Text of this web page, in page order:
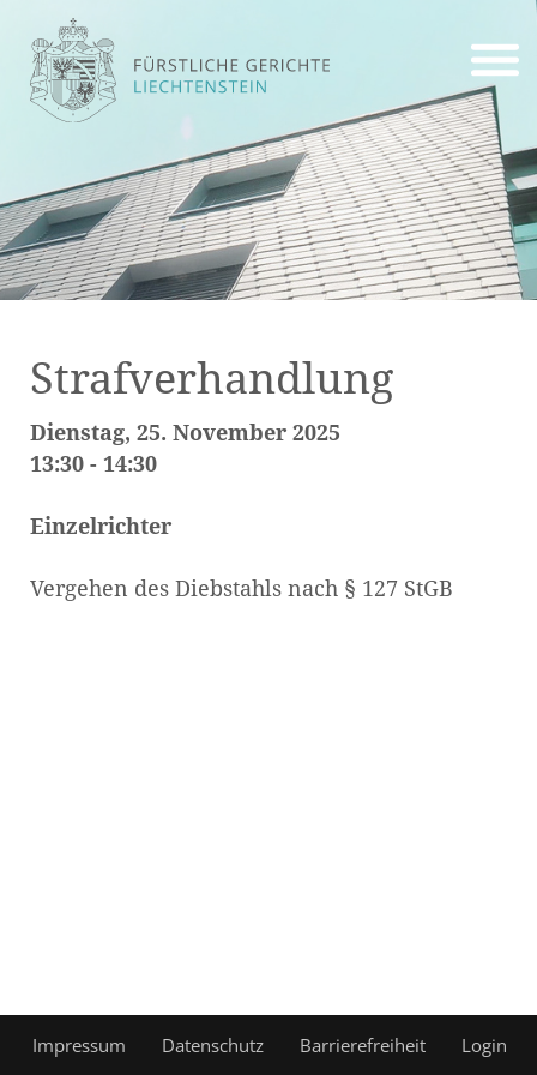
Strafverhandlung
Dienstag, 25. November 2025
13:30 - 14:30
Einzelrichter
Vergehen des Diebstahls nach § 127 StGB
Impressum Datenschutz Barrierefreiheit Login